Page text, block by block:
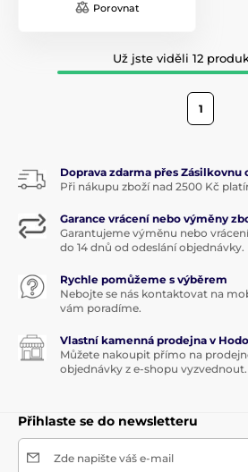
Porovnat
Už jste viděli 12
1
Doprava zdarma přes Zásilkovnu
Při nákupu zboží nad 2500 Kč
Garance vrácení nebo výměny
Garantujeme výměnu nebo
do 14 dnů od odeslání objednávky.
Rychle pomůžeme s výběrem
Nebojte se nás kontaktovat na
vám poradíme.
Vlastní kamenná prodejna v
Můžete nakoupit přímo na
objednávky z e-shopu vyzvednout.
Přihlaste se do newsletteru
Zde napište váš e-mail